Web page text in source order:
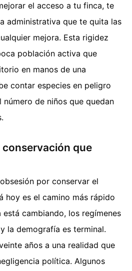
el acceso a tu finca, te
administrativa que te quita las
mejora. Esta rigidez
población activa que
en manos de una
contar especies en peligro
de niños que quedan
conservación que
por conservar el
hoy es el camino más rápido
cambiando, los regímenes
la demografía es terminal.
años a una realidad que
política. Algunos